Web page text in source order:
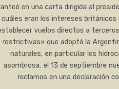
en una carta dirigida al
cuáles eran los intereses
vuelos directos a
restrictivas» que adoptó la
naturales, en particular los
asombrosa, el 13 de septiembre
reclamos en una declaración